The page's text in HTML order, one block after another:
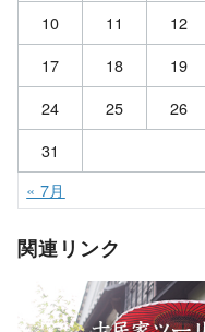
10
11 12
17
18 19
24
25 26
31
« 7月
関連リンク